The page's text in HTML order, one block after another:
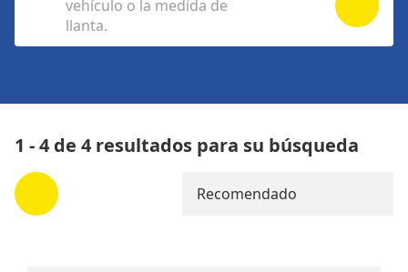
vehículo o la medida de
llanta.
1 - 4 de 4 resultados para su búsqueda
Recomendado